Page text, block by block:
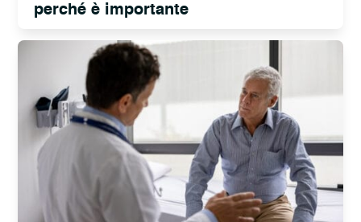
perché è importante